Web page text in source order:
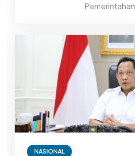
Pemerintahan
NASIONAL